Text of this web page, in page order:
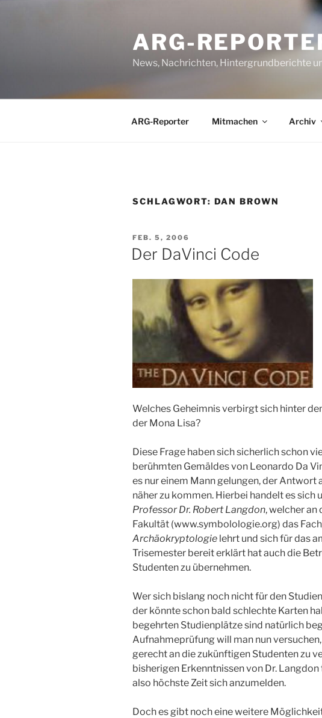
ARG-
News, Nachrichten, Hintergrundberichte
ARG-Reporter Mitmachen Archiv
SCHLAGWORT: DAN BROWN
VERÖFFENTLICHT
AM
FEB. 5, 2006
Der DaVinci Code
Welches Geheimnis verbirgt sich hinter
der Mona Lisa?
Diese Frage haben sich sicherlich schon
berühmten Gemäldes von Leonardo Da
es nur einem Mann gelungen, der Antwort
näher zu kommen. Hierbei handelt es sich
Professor Dr. Robert Langdon, welcher
Fakultät (www.symbolologie.org) das
Archäokryptologie lehrt und sich für das
Trisemester bereit erklärt hat auch die
Studenten zu übernehmen.
Wer sich bislang noch nicht für den
der könnte schon bald schlechte Karten
begehrten Studienplätze sind natürlich
Aufnahmeprüfung will man nun
gerecht an die zukünftigen Studenten zu
bisherigen Erkenntnissen von Dr.
also höchste Zeit sich anzumelden.
Doch es gibt noch eine weitere